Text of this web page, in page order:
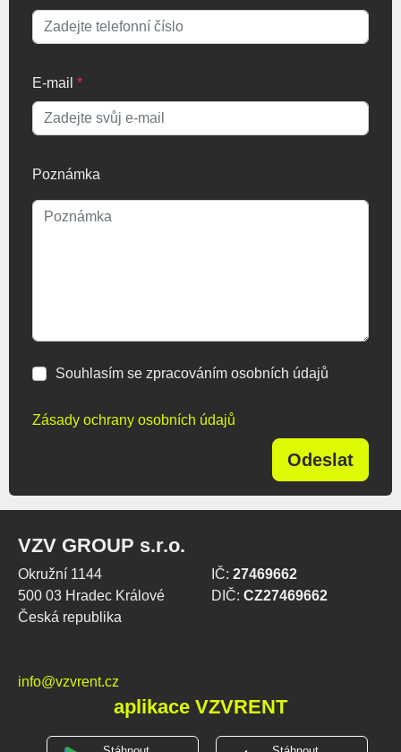
E-mail *
Poznámka
Souhlasím se zpracováním osobních údajů
Zásady ochrany osobních údajů
Odeslat
VZV GROUP s.r.o.
Okružní 1144
500 03 Hradec Králové
Česká republika
IČ: 27469662
DIČ: CZ27469662
info@vzvrent.cz
aplikace VZVRENT